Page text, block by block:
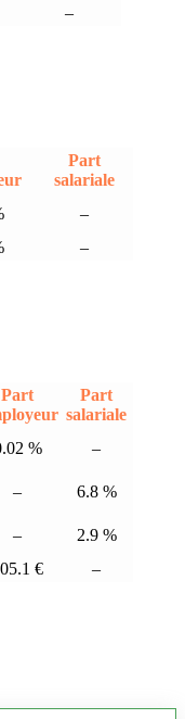
–
Part
salariale
–
–
Part
Part
salariale
%
–
–
6.8 %
–
2.9 %
€ –